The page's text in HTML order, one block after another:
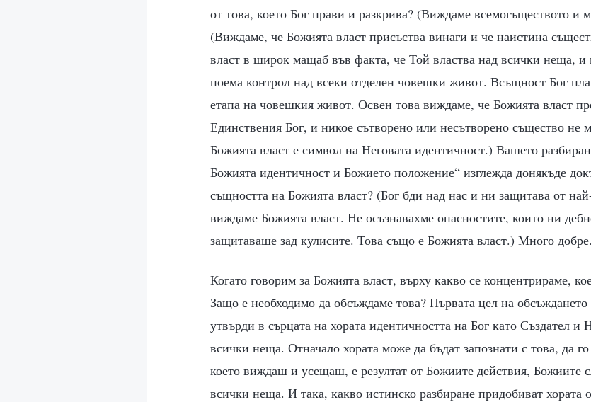
от това, което Бог прави и разкрива? (Виждаме всемогъществото и
(Виждаме, че Божията власт присъства винаги и че наистина
власт в широк мащаб във факта, че Той властва над всички неща,
поема контрол над всеки отделен човешки живот. Всъщност Бог
етапа на човешкия живот. Освен това виждаме, че Божията власт
Единствения Бог, и никое сътворено или несътворено същество не
Божията власт е символ на Неговата идентичност.) Вашето
Божията идентичност и Божието положение“ изглежда донякъде
същността на Божията власт? (Бог бди над нас и ни защитава от
виждаме Божията власт. Не осъзнавахме опасностите, които ни
защитаваше зад кулисите. Това също е Божията власт.) Много
Когато говорим за Божията власт, върху какво се концентрираме,
Защо е необходимо да обсъждаме това? Първата цел на обсъждането
утвърди в сърцата на хората идентичността на Бог като Създател и
всички неща. Отначало хората може да бъдат запознати с това, да
което виждаш и усещаш, е резултат от Божиите действия, Божиите
всички неща. И така, какво истинско разбиране придобиват хората